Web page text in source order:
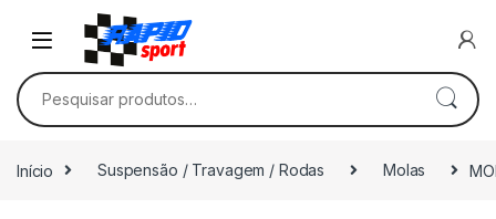
Skip to navigation
Skip to content
Pesquisar por:
Início Suspensão / Travagem / Rodas Molas